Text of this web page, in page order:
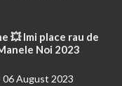
have the Copyright:
💥 Imi place rau de
Noi 2023
06 August 2023